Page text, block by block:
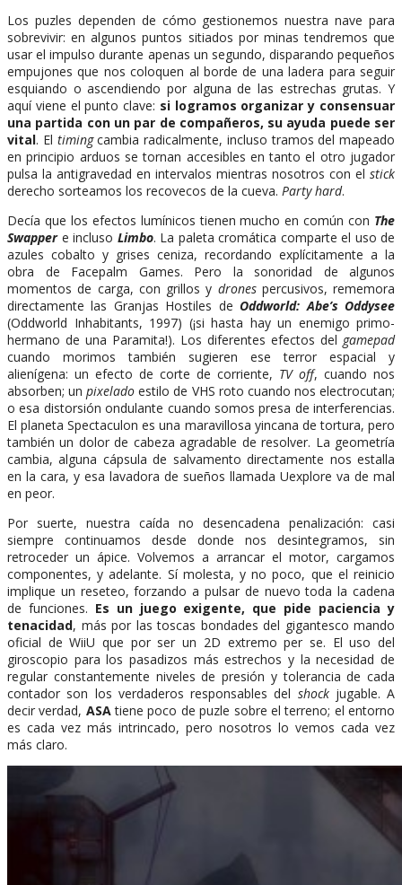
Los puzles dependen de cómo gestionemos nuestra nave para
sobrevivir: en algunos puntos sitiados por minas tendremos que
usar el impulso durante apenas un segundo, disparando pequeños
empujones que nos coloquen al borde de una ladera para seguir
esquiando o ascendiendo por alguna de las estrechas grutas. Y
aquí viene el punto clave: si logramos organizar y consensuar
una partida con un par de compañeros, su ayuda puede ser
vital. El timingcambia radicalmente, incluso tramos del mapeado
en principio arduos se tornan accesibles en tanto el otro jugador
pulsa la antigravedad en intervalos mientras nosotros con el stick
derecho sorteamos los recovecos de la cueva. Party hard.
Decía que los efectos lumínicos tienen mucho en común con The
Swappere incluso Limbo. La paleta cromática comparte el uso de
azules cobalto y grises ceniza, recordando explícitamente a la
obra de Facepalm Games. Pero la sonoridad de algunos
momentos de carga, con grillos y dronespercusivos, rememora
directamente las Granjas Hostiles deOddworld: Abe’s Oddysee
(Oddworld Inhabitants, 1997) (¡si hasta hay un enemigo primo-
hermano de una Paramita!). Los diferentes efectos del gamepad
cuando morimos también sugieren ese terror espacial y
alienígena: un efecto de corte de corriente, TV off, cuando nos
absorben; unpixelado estilo de VHS roto cuando nos electrocutan;
o esa distorsión ondulante cuando somos presa de interferencias.
El planeta Spectaculon es una maravillosa yincana de tortura, pero
también un dolor de cabeza agradable de resolver. La geometría
cambia, alguna cápsula de salvamento directamente nos estalla
en la cara, y esa lavadora de sueños llamada Uexplore va de mal
en peor.
Por suerte, nuestra caída no desencadena penalización: casi
siempre continuamos desde donde nos desintegramos, sin
retroceder un ápice. Volvemos a arrancar el motor, cargamos
componentes, y adelante. Sí molesta, y no poco, que el reinicio
implique un reseteo, forzando a pulsar de nuevo toda la cadena
de funciones. Es un juego exigente, que pide paciencia y
tenacidad, más por las toscas bondades del gigantesco mando
oficial de WiiU que por ser un 2D extremo per se. El uso del
giroscopio para los pasadizos más estrechos y la necesidad de
regular constantemente niveles de presión y tolerancia de cada
contador son los verdaderos responsables del shockjugable. A
decir verdad, ASAtiene poco de puzle sobre el terreno; el entorno
es cada vez más intrincado, pero nosotros lo vemos cada vez
más claro.